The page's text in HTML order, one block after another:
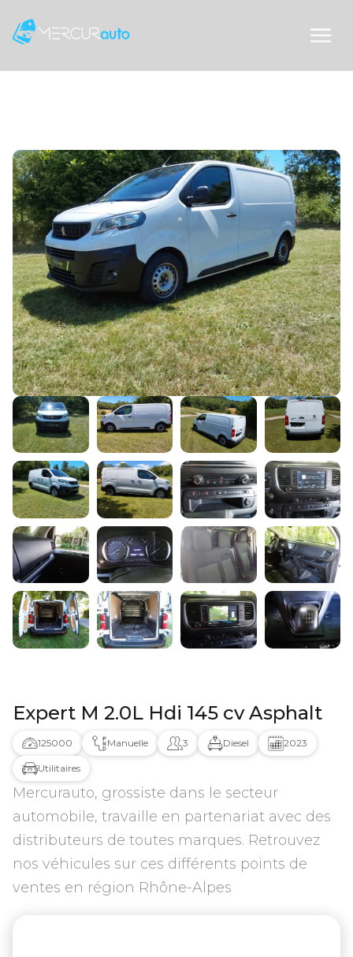
Expert M 2.0L Hdi 145 cv Asphalt
125000 Manuelle 3 Diesel 2023
Utilitaires
Mercurauto, grossiste dans le secteur
automobile, travaille en partenariat avec des
distributeurs de toutes marques. Retrouvez
nos véhicules sur ces différents points de
ventes en région Rhône-Alpes